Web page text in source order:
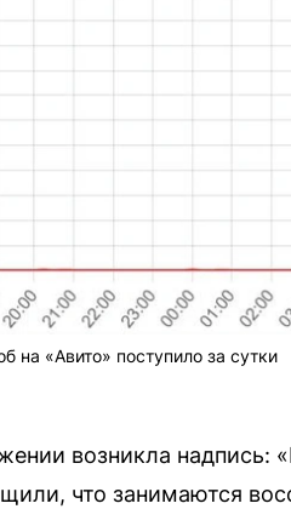
на «Авито» поступило за сутки
возникла надпись:
что занимаются